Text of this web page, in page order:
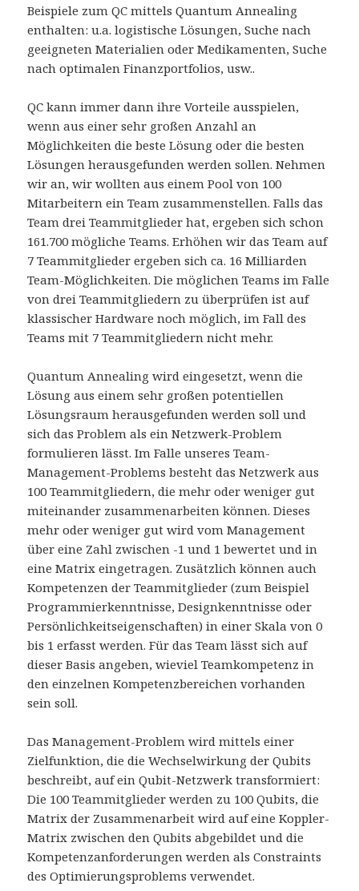
Beispiele zum QC mittels Quantum Annealing
enthalten: u.a. logistische Lösungen, Suche nach
geeigneten Materialien oder Medikamenten, Suche
nach optimalen Finanzportfolios, usw..
QC kann immer dann ihre Vorteile ausspielen,
wenn aus einer sehr großen Anzahl an
Möglichkeiten die beste Lösung oder die besten
Lösungen herausgefunden werden sollen. Nehmen
wir an, wir wollten aus einem Pool von 100
Mitarbeitern ein Team zusammenstellen. Falls das
Team drei Teammitglieder hat, ergeben sich schon
161.700 mögliche Teams. Erhöhen wir das Team auf
7 Teammitglieder ergeben sich ca. 16 Milliarden
Team-Möglichkeiten. Die möglichen Teams im Falle
von drei Teammitgliedern zu überprüfen ist auf
klassischer Hardware noch möglich, im Fall des
Teams mit 7 Teammitgliedern nicht mehr.
Quantum Annealing wird eingesetzt, wenn die
Lösung aus einem sehr großen potentiellen
Lösungsraum herausgefunden werden soll und
sich das Problem als ein Netzwerk-Problem
formulieren lässt. Im Falle unseres Team-
Management-Problems besteht das Netzwerk aus
100 Teammitgliedern, die mehr oder weniger gut
miteinander zusammenarbeiten können. Dieses
mehr oder weniger gut wird vom Management
über eine Zahl zwischen -1 und 1 bewertet und in
eine Matrix eingetragen. Zusätzlich können auch
Kompetenzen der Teammitglieder (zum Beispiel
Programmierkenntnisse, Designkenntnisse oder
Persönlichkeitseigenschaften) in einer Skala von 0
bis 1 erfasst werden. Für das Team lässt sich auf
dieser Basis angeben, wieviel Teamkompetenz in
den einzelnen Kompetenzbereichen vorhanden
sein soll.
Das Management-Problem wird mittels einer
Zielfunktion, die die Wechselwirkung der Qubits
beschreibt, auf ein Qubit-Netzwerk transformiert:
Die 100 Teammitglieder werden zu 100 Qubits, die
Matrix der Zusammenarbeit wird auf eine Koppler-
Matrix zwischen den Qubits abgebildet und die
Kompetenzanforderungen werden als Constraints
des Optimierungsproblems verwendet.